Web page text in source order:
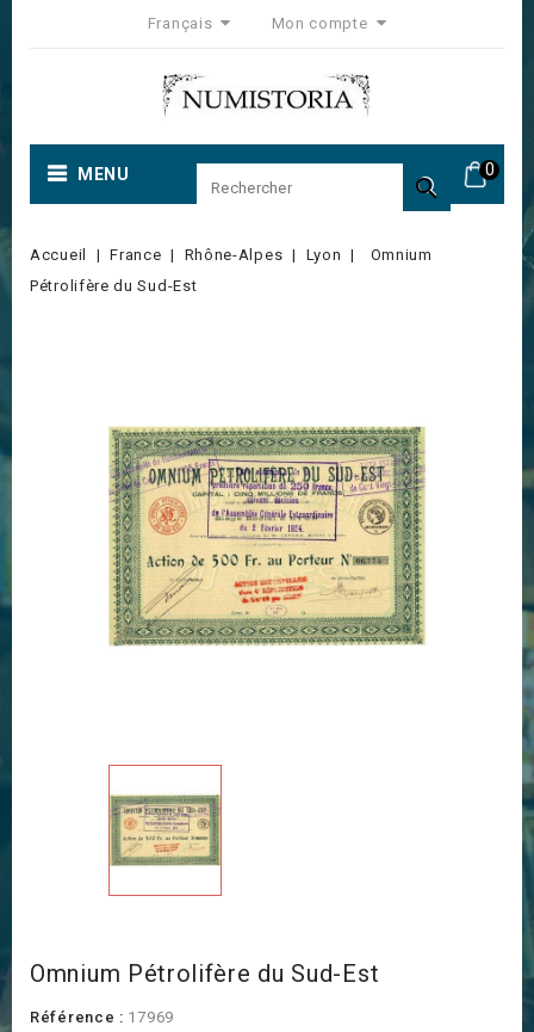
Français Mon compte
0
MENU 
Accueil France Rhône-Alpes Lyon
Omnium
Pétrolifère du Sud-Est
Omnium Pétrolifère du Sud-Est
Référence : 17969